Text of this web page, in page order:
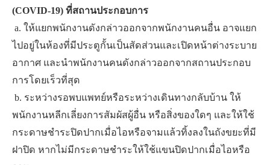
(COVID-19) ที่สถานประกอบการ
​ ​a. ​ให้แยกพนักงานดังกล่าวออกจากพนักงานคนอื่น อาจแยก
ไปอยู่ในห้องที่มีประตูกั้นเป็นสัดส่วนและเปิดหน้าต่างระบาย
อากาศ และนำพนักงานคนดังกล่าวออกจากสถานประกอบ
การโดยเร็วที่สุด
​ b.​ ​ระหว่างรอพบแพทย์หรือระหว่างเดินทางกลับบ้าน ให้
พนักงานหลีกเลี่ยงการสัมผัสผู้อื่น หรือสิ่งของใดๆ และให้ใช้
กระดาษชำระปิดปากเมื่อไอหรือจามแล้วทิ้งลงในถังขยะที่มี
ฝาปิด หากไม่มีกระดาษชำระให้ใช้แขนปิดปากเมื่อไอหรือ